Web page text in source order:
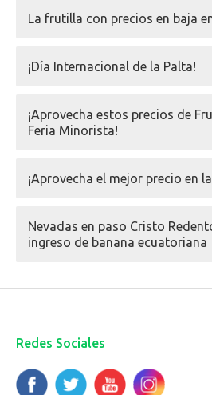
La frutilla con precios en baja
¡Día Internacional de la Palta!
¡Aprovecha estos precios de
Feria Minorista!
¡Aprovecha el mejor precio en
Nevadas en paso Cristo
ingreso de banana ecuatoriana
Redes Sociales